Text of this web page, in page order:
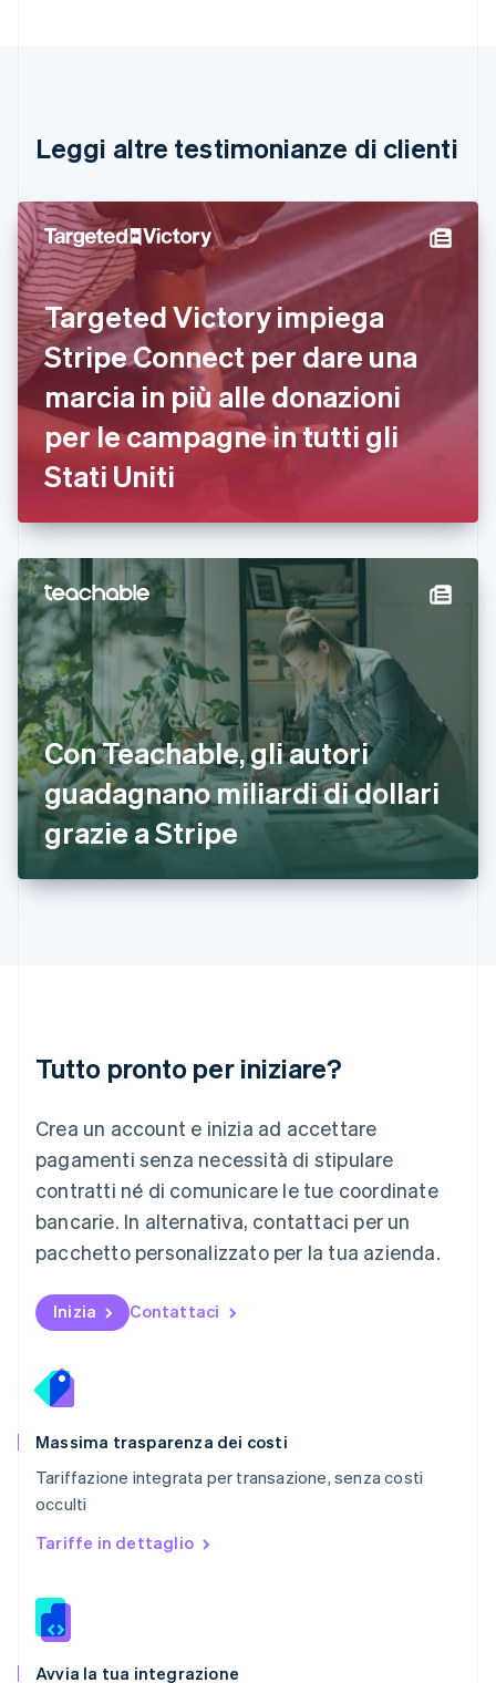
Leggi altre testimonianze di clienti
Targeted Victory impiega
Stripe Connect per dare una
marcia in più alle donazioni
per le campagne in tutti gli
Stati Uniti
Con Teachable, gli autori
guadagnano miliardi di dollari
grazie a Stripe
Tutto pronto per iniziare?
Crea un account e inizia ad accettare
pagamenti senza necessità di stipulare
contratti né di comunicare le tue coordinate
bancarie. In alternativa, contattaci per un
pacchetto personalizzato per la tua azienda.
Inizia Contattaci
Massima trasparenza dei costi
Tariffazione integrata per transazione, senza costi
occulti
Tariffe in dettaglio
Avvia la tua integrazione
English Français
Cina continentale
Cipro
English
Croazia
EnglishItaliano
Danimarca
English
Emirati Arabi Uniti
English
Estonia
English
Finlandia
Francia
Germania
Giappone
日本語English
Gibilterra
English
Grecia
English
India
English
Irlanda
English
Italia
Italiano English
Lettonia
Liechtenstein
Malta
English
EspañolEnglish
Norvegia
English
Nuova Zelanda
English
NederlandsEnglish
English
Portogallo
RAS di Hong Kong, Cina
English
English
English
Romania
English
Slovacchia
Slovenia
English Italiano